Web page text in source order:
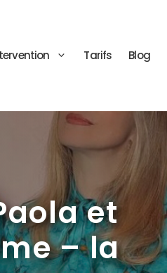
Tarifs Blog
et
– la